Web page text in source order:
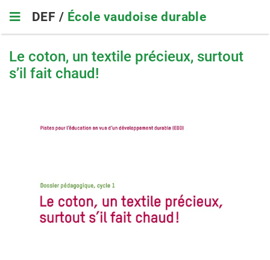
main
navigation
DEF / École vaudoise durable
Le coton, un textile précieux, surtout
s’il fait chaud!